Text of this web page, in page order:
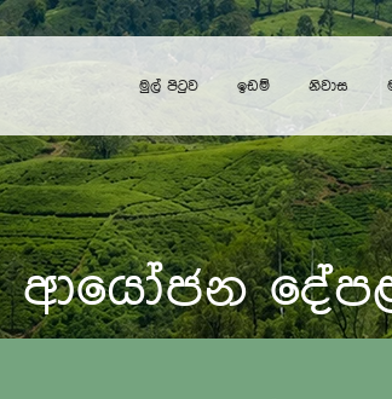
මුල් පිටුව ඉඩම් නිවාස
ආයෝජන